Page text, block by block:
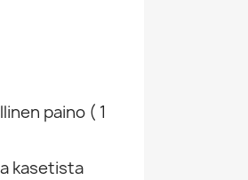
paino ( 1
kasetista